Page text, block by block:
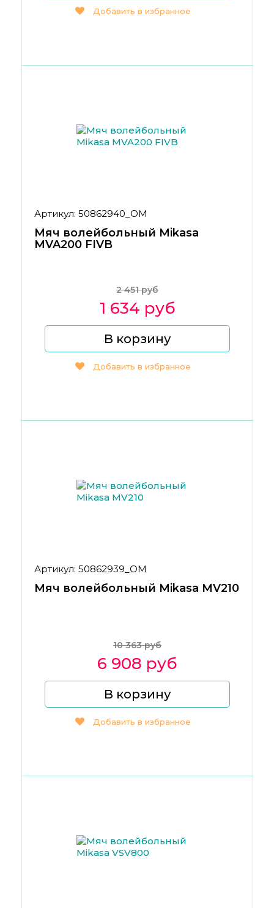
Добавить в избранное
Артикул: 50862940_ОМ
Мяч волейбольный Mikasa
MVA200 FIVB
2 451 руб
1 634 руб
В корзину
Добавить в избранное
Артикул: 50862939_ОМ
Мяч волейбольный Mikasa MV210
10 363 руб
6 908 руб
В корзину
Добавить в избранное